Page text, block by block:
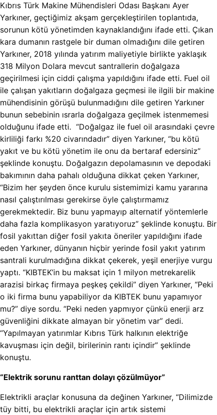
Kıbrıs Türk Makine Mühendisleri Odası Başkanı Ayer
Yarkıner, geçtiğimiz akşam gerçekleştirilen toplantıda,
sorunun kötü yönetimden kaynaklandığını ifade etti. Çıkan
kara dumanın rastgele bir duman olmadığını dile getiren
Yarkıner, 2018 yılında yatırım maliyetiyle birlikte yaklaşık
318 Milyon Dolara mevcut santrallerin doğalgaza
geçirilmesi için ciddi çalışma yapıldığını ifade etti. Fuel oil
ile çalışan yakıtların doğalgaza geçmesi ile ilgili bir makine
mühendisinin görüşü bulunmadığını dile getiren Yarkıner
bunun sebebinin ısrarla doğalgaza geçilmek istenmemesi
olduğunu ifade etti. “Doğalgaz ile fuel oil arasındaki çevre
kirliliği farkı %20 civarındadır” diyen Yarkıner, “bu kötü
yakıt ve bu kötü yönetim ile onu da bertaraf edersiniz”
şeklinde konuştu. Doğalgazın depolamasının ve depodaki
bakımının daha pahalı olduğuna dikkat çeken Yarkıner,
“Bizim her şeyden önce kurulu sistemimizi kamu yararına
nasıl çalıştırılması gerekirse öyle çalıştırmamız
gerekmektedir. Biz bunu yapmayıp alternatif yöntemlerle
daha fazla komplikasyon yaratıyoruz” şeklinde konuştu. Bir
fosil yakıttan diğer fosil yakıta öneriler yapıldığını ifade
eden Yarkıner, dünyanın hiçbir yerinde fosil yakıt yatırım
santrali kurulmadığına dikkat çekerek, yeşil enerjiye vurgu
yaptı. “KIBTEK’in bu maksat için 1 milyon metrekarelik
arazisi birkaç firmaya peşkeş çekildi” diyen Yarkıner, “Peki
o iki firma bunu yapabiliyor da KIBTEK bunu yapamıyor
mu?” diye sordu. “Peki neden yapmıyor çünkü enerji arz
güvenliğini dikkate almayan bir yönetim var” dedi.
“Yapılmayan yatırımlar Kıbrıs Türk halkının elektriğe
kavuşması için değil, birilerinin rantı içindir” şeklinde
konuştu.
“Elektrik sorunu ranttan dolayı çözülmüyor”
Elektrikli araçlar konusuna da değinen Yarkıner, “Dilimizde
tüy bitti, bu elektrikli araçlar için artık sistemi